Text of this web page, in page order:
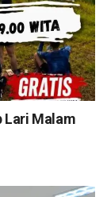
Lari Malam